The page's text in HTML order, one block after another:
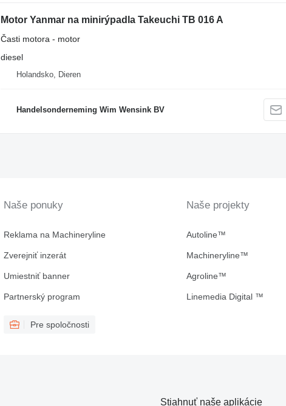
Motor Yanmar na minirýpadla Takeuchi TB 016 A
Časti motora - motor
diesel
Holandsko, Dieren
Handelsonderneming Wim Wensink BV
Naše ponuky
Reklama na Machineryline
Zverejniť inzerát
Umiestniť banner
Partnerský program
Pre spoločnosti
Naše projekty
Autoline™
Machineryline™
Agroline™
Linemedia Digital ™
Stiahnuť naše aplikácie